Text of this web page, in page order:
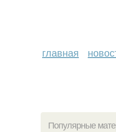
главная
Популярные